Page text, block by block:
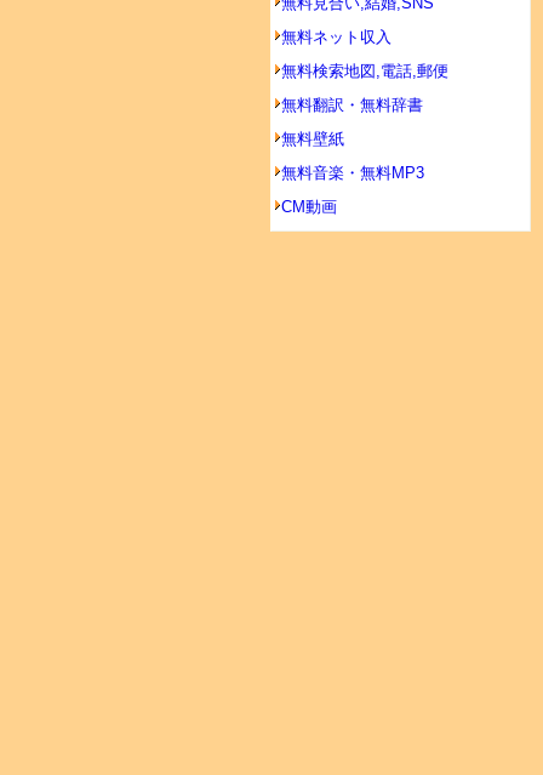
無料ネット収入
無料検索地図,電話,郵便
無料翻訳・無料辞書
無料壁紙
無料音楽・無料MP3
CM動画